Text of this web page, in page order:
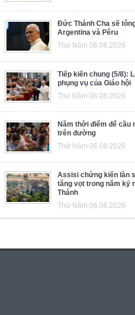
Đức Thánh Cha sẽ
Argentina và Pêru
Thứ Năm 06.08.2026
Tiếp kiến chung (5/8):
phụng vụ của Giáo hội
Thứ Năm 06.08.2026
Năm thời điểm để cầu
trên đường
Thứ Năm 06.08.2026
Assisi chứng kiến làn
tăng vọt trong năm kỷ
Thánh
Thứ Năm 06.08.2026